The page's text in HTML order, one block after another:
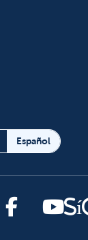
Español
en X
Síganos